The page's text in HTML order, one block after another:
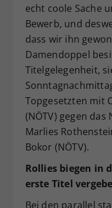
echt coole Sache
Bewerb, und
dass wir ihn
Damendoppel
Titelgelegenheit,
Topgesetzten mit
(NÖTV) gegen
Marlies
Bokor (NÖTV).
Rollies biegen in
erste Titel
Bei den parallel